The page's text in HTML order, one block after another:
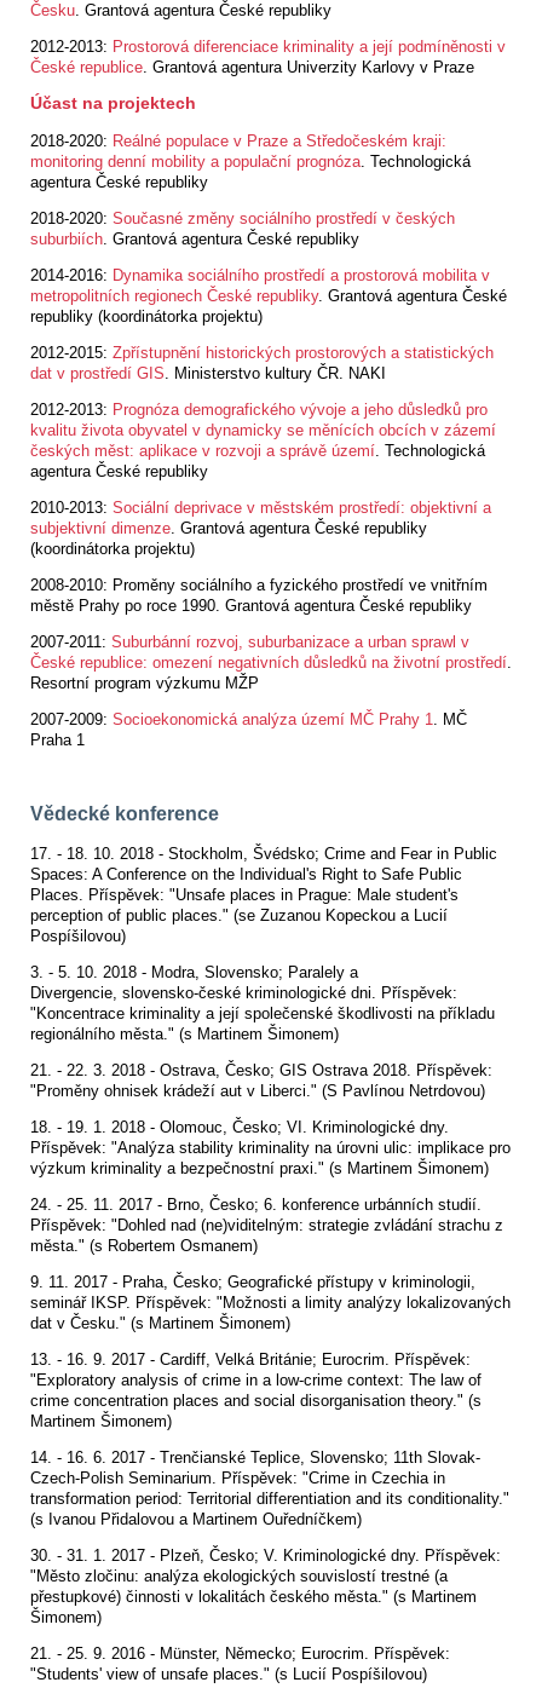
Česku. Grantová agentura České republiky
2012-2013: Prostorová diferenciace kriminality a její podmíněnosti v
České republice. Grantová agentura Univerzity Karlovy v Praze
Účast na projektech
2018-2020: Reálné populace v Praze a Středočeském kraji:
monitoring denní mobility a populační prognóza. Technologická
agentura České republiky
2018-2020: Současné změny sociálního prostředí v českých
suburbiích. Grantová agentura České republiky
2014-2016: Dynamika sociálního prostředí a prostorová mobilita v
metropolitních regionech České republiky. Grantová agentura České
republiky (koordinátorka projektu)
2012-2015: Zpřístupnění historických prostorových a statistických
dat v prostředí GIS. Ministerstvo kultury ČR. NAKI
2012-2013: Prognóza demografického vývoje a jeho důsledků pro
kvalitu života obyvatel v dynamicky se měnících obcích v zázemí
českých měst: aplikace v rozvoji a správě území. Technologická
agentura České republiky
2010-2013: Sociální deprivace v městském prostředí: objektivní a
subjektivní dimenze. Grantová agentura České republiky
(koordinátorka projektu)
2008-2010: Proměny sociálního a fyzického prostředí ve vnitřním
městě Prahy po roce 1990. Grantová agentura České republiky
2007-2011: Suburbánní rozvoj, suburbanizace a urban sprawl v
České republice: omezení negativních důsledků na životní prostředí.
Resortní program výzkumu MŽP
2007-2009: Socioekonomická analýza území MČ Prahy 1. MČ
Praha 1
Vědecké konference
17. - 18. 10. 2018 - Stockholm, Švédsko; Crime and Fear in Public
Spaces: A Conference on the Individual's Right to Safe Public
Places. Příspěvek: "Unsafe places in Prague: Male student's
perception of public places." (se Zuzanou Kopeckou a Lucií
Pospíšilovou)
3. - 5. 10. 2018 - Modra, Slovensko; Paralely a
Divergencie, slovensko-české kriminologické dni. Příspěvek:
"Koncentrace kriminality a její společenské škodlivosti na příkladu
regionálního města." (s Martinem Šimonem)
21. - 22. 3. 2018 - Ostrava, Česko; GIS Ostrava 2018. Příspěvek:
"Proměny ohnisek krádeží aut v Liberci." (S Pavlínou Netrdovou)
18. - 19. 1. 2018 - Olomouc, Česko; VI. Kriminologické dny.
Příspěvek: "Analýza stability kriminality na úrovni ulic: implikace pro
výzkum kriminality a bezpečnostní praxi." (s Martinem Šimonem)
24. - 25. 11. 2017 - Brno, Česko; 6. konference urbánních studií.
Příspěvek: "Dohled nad (ne)viditelným: strategie zvládání strachu z
města." (s Robertem Osmanem)
9. 11. 2017 - Praha, Česko; Geografické přístupy v kriminologii,
seminář IKSP. Příspěvek: " Možnosti a limity analýzy lokalizovaných
dat v Česku." (s Martinem Šimonem)
13. - 16. 9. 2017 - Cardiff, Velká Británie; Eurocrim. Příspěvek:
" Exploratory analysis of crime in a low-crime context: The law of
crime concentration places and social disorganisation theory." (s
Martinem Šimonem)
14. - 16. 6. 2017 - Trenčianské Teplice, Slovensko; 11th Slovak-
Czech-Polish Seminarium. Příspěvek: "Crime in Czechia in
transformation period: Territorial differentiation and its conditionality."
(s Ivanou Přidalovou a Martinem Ouředníčkem)
30. - 31. 1. 2017 - Plzeň, Česko; V. Kriminologické dny. Příspěvek:
" Město zločinu: analýza ekologických souvislostí trestné (a
přestupkové) činnosti v lokalitách českého města." (s Martinem
Šimonem)
21. - 25. 9. 2016 - Münster, Německo; Eurocrim. Příspěvek:
"Students' view of unsafe places." (s Lucií Pospíšilovou)